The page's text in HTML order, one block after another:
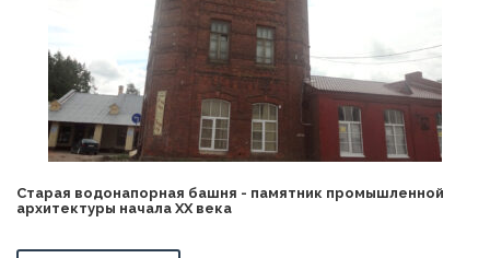
Старая водонапорная башня - памятник промышленной
архитектуры начала XX века